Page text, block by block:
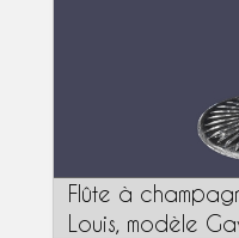
Flûte à
Louis, modèle